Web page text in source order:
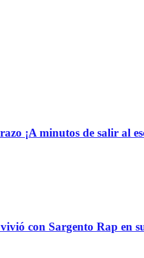
¡A minutos de salir al
con Sargento Rap en